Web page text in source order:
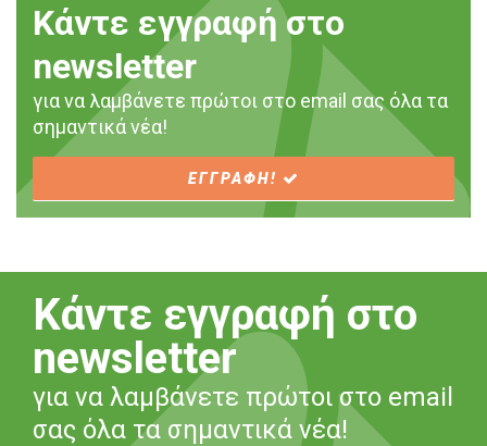
Κάντε εγγραφή στο
newsletter
για να λαμβάνετε πρώτοι στο email σας όλα τα
σημαντικά νέα!
ΕΓΓΡΑΦΗ!
Κάντε εγγραφή στο
newsletter
για να λαμβάνετε πρώτοι στο email
σας όλα τα σημαντικά νέα!